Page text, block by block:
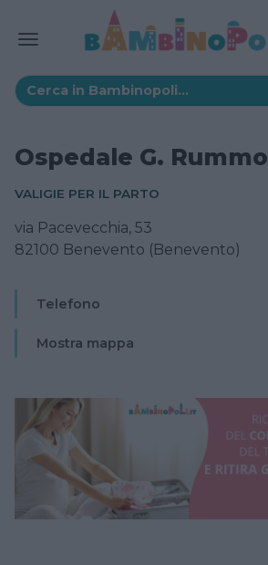
Ospedale G. Rummo
VALIGIE PER IL PARTO
via Pacevecchia, 53
82100 Benevento (Benevento)
Telefono
Mostra mappa